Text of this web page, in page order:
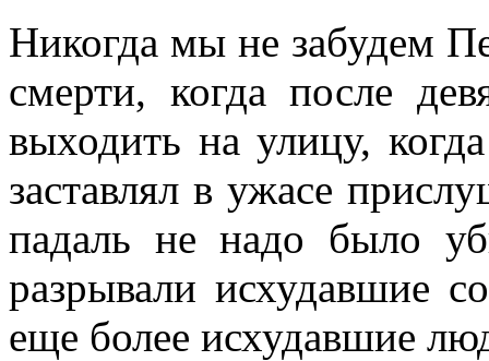
Никогда мы не забудем
смерти, когда после
выходить на улицу,
заставлял в ужасе
падаль не надо было
разрывали исхудавшие
еще более исхудавшие